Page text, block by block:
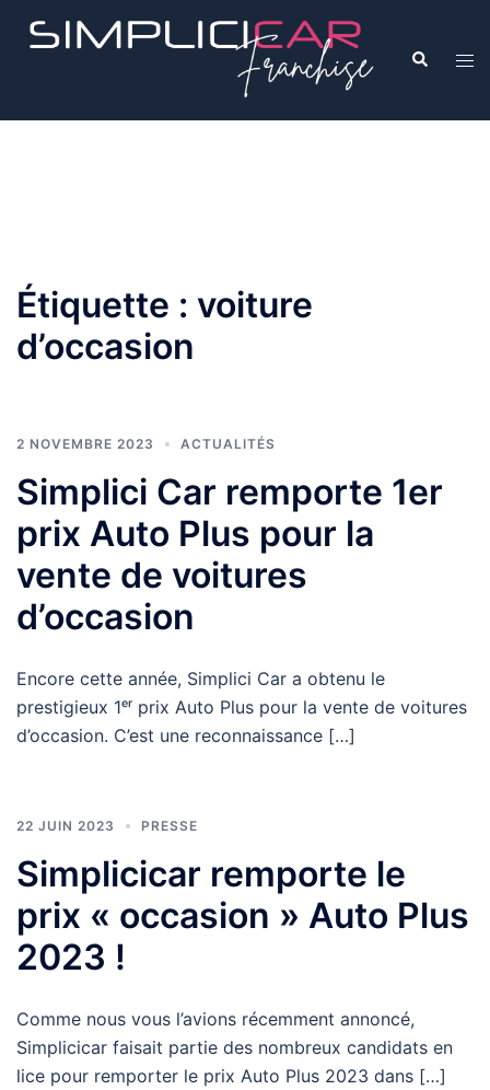
Étiquette : voiture
d’occasion
2 NOVEMBRE 2023 ACTUALITÉS
Simplici Car remporte 1er
prix Auto Plus pour la
vente de voitures
d’occasion
Encore cette année, Simplici Car a obtenu le
prestigieux 1ᵉʳ prix Auto Plus pour la vente de voitures
d’occasion. C’est une reconnaissance […]
22 JUIN 2023 PRESSE
Simplicicar remporte le
prix « occasion » Auto Plus
2023 !
Comme nous vous l’avions récemment annoncé,
Simplicicar faisait partie des nombreux candidats en
lice pour remporter le prix Auto Plus 2023 dans […]